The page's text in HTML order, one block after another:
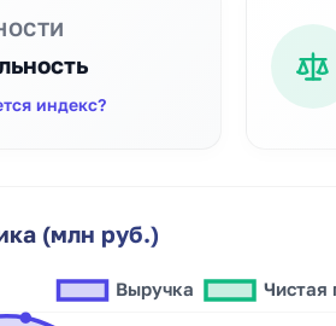
индекс?
(млн руб.)